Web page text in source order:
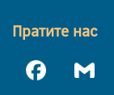
Пратите нас